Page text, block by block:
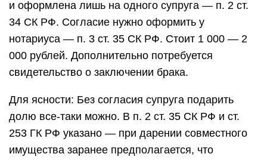
и оформлена лишь на одного супруга — п. 2 ст.
34 СК РФ. Согласие нужно оформить у
нотариуса — п. 3 ст. 35 СК РФ. Стоит 1 000 — 2
000 рублей. Дополнительно потребуется
свидетельство о заключении брака.
Для ясности: Без согласия супруга подарить
долю все-таки можно. В п. 2 ст. 35 СК РФ и ст.
253 ГК РФ указано — при дарении совместного
имущества заранее предполагается, что